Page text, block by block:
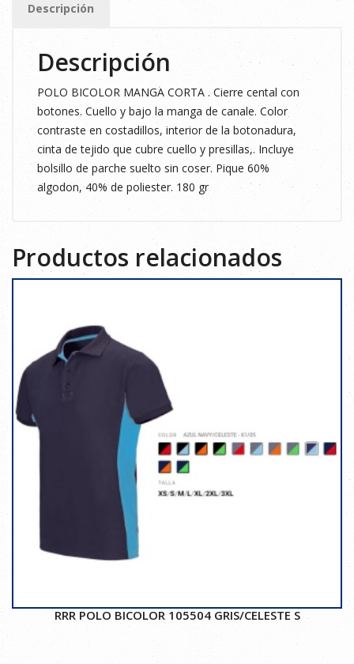
cantidad
Descripción
Descripción
POLO BICOLOR MANGA CORTA . Cierre cental con
botones. Cuello y bajo la manga de canale. Color
contraste en costadillos, interior de la botonadura,
cinta de tejido que cubre cuello y presillas,. Incluye
bolsillo de parche suelto sin coser. Pique 60%
algodon, 40% de poliester. 180 gr
Productos relacionados
RRR POLO BICOLOR 105504 GRIS/CELESTE S